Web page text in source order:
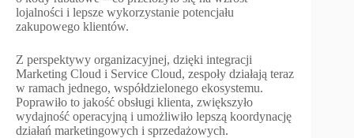
lojalności i lepsze wykorzystanie potencjału
zakupowego klientów.
Z perspektywy organizacyjnej, dzięki integracji
Marketing Cloud i Service Cloud, zespoły działają teraz
w ramach jednego, współdzielonego ekosystemu.
Poprawiło to jakość obsługi klienta, zwiększyło
wydajność operacyjną i umożliwiło lepszą koordynację
działań marketingowych i sprzedażowych.